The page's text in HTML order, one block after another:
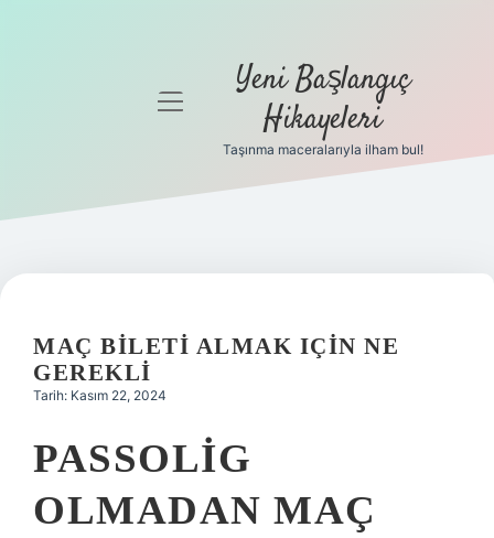
Gizlilik
Hakkımızda
menüyü
Yeni Başlangıç
Hikayeleri
Taşınma maceralarıyla ilham bul!
MAÇ BILETI ALMAK IÇIN NE
GEREKLI
Tarih: Kasım 22, 2024
PASSOLIG
OLMADAN MAÇ